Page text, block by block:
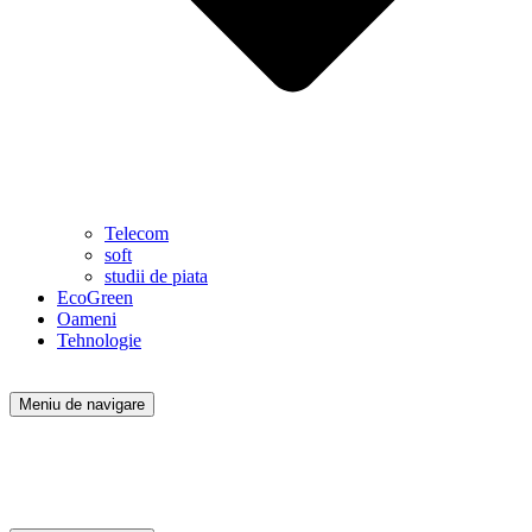
Telecom
soft
studii de piata
EcoGreen
Oameni
Tehnologie
Meniu de navigare